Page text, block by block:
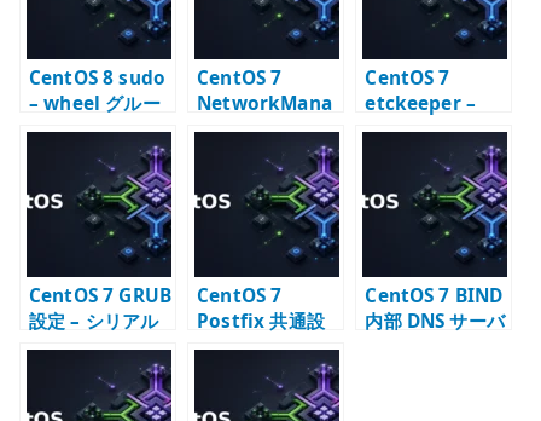
CentOS 8 sudo
– wheel グルー
プと sudoers の
CentOS 7
NetworkMana
ger は発展途上
だったのか –
ifcfg 運用との距
離感
CentOS 7
etckeeper –
/etc を Git で管
CentOS 7 GRUB
設定 – シリアル
コンソールと
eth 名固定
CentOS 7
Postfix 共通設
定 – メールサー
バーの基本パラ
CentOS 7 BIND
内部 DNS サーバ